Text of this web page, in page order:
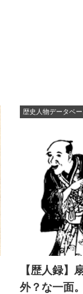
歴史人物データベー
【歴人録】
外？な一面